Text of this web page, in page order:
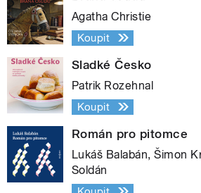
Agatha Christie
Koupit
Sladké Česko
Patrik Rozehnal
Koupit
Román pro pitomce
Lukáš Balabán, Šimon
Soldán